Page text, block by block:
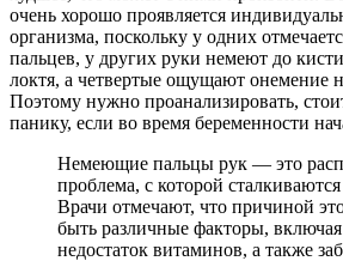
очень хорошо проявляется
организма, поскольку у одних
пальцев, у других руки немеют до
локтя, а четвертые ощущают онемение
Поэтому нужно проанализировать,
панику, если во время беременности
Немеющие пальцы рук — это
проблема, с которой
Врачи отмечают, что причиной
быть различные факторы,
недостаток витаминов, а также